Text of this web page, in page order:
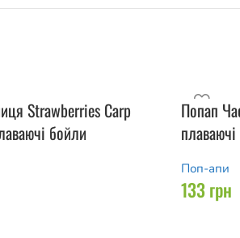
Strawberries Carp
бойли
Попап
Поп-апи
133 грн